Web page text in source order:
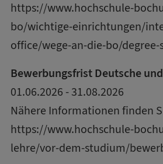
https://www.hochschule-
bo/wichtige-einrichtungen/
office/wege-an-die-bo/
Bewerbungsfrist Deutsche
01.06.2026 - 31.08.2026
Nähere Informationen finden
https://www.hochschule-
lehre/vor-dem-studium/